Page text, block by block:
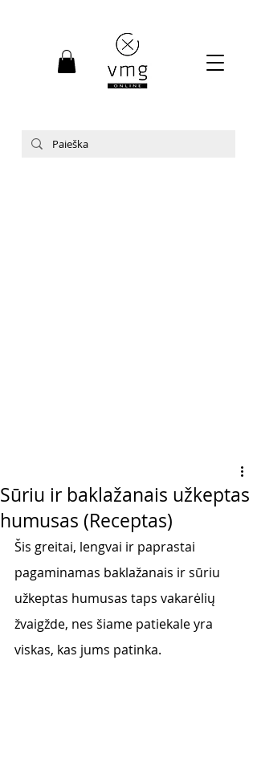
Sūriu ir baklažanais užkeptas
humusas (Receptas)
Šis greitai, lengvai ir paprastai
pagaminamas baklažanais ir sūriu
užkeptas humusas taps vakarėlių
žvaigžde, nes šiame patiekale yra
viskas, kas jums patinka.